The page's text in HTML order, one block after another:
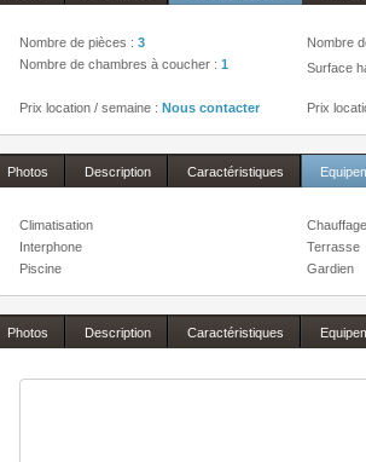
Nombre de pièces : 3 Nombre
Nombre de chambres à coucher : 1 Surface
Prix location / semaine : Nous contacter Prix
Photos Description Caractéristiques
Climatisation Chauffage
Interphone
Terrasse
Piscine
Gardien
Photos Description Caractéristiques